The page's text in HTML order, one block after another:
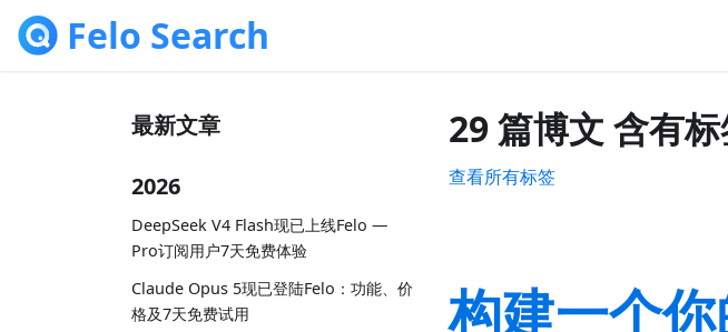
Felo Search
最新文章
2026
DeepSeek V4 Flash现已上线Felo —
Pro订阅用户7天免费体验
Claude Opus 5现已登陆Felo：功能、价
格及7天免费试用
29 篇博文 含有
查看所有标签
构建一个